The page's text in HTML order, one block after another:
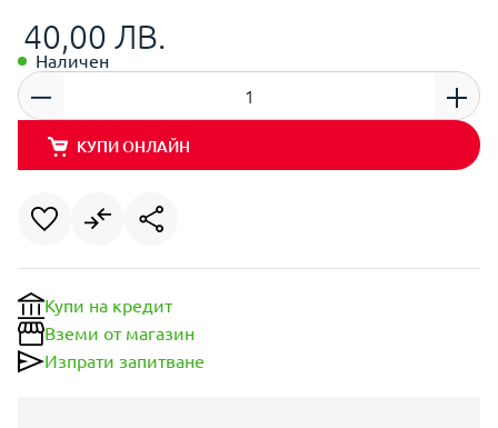
40,00 ЛВ.
Наличен
КУПИ ОНЛАЙН
Купи на кредит
Вземи от магазин
Изпрати запитване